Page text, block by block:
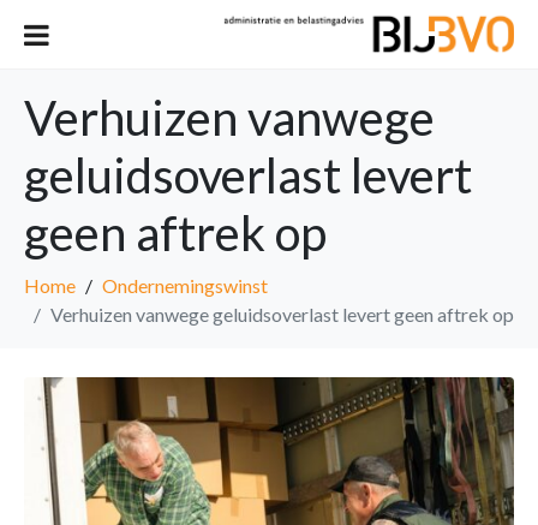
Verhuizen vanwege
geluidsoverlast levert
geen aftrek op
Home
Ondernemingswinst
Verhuizen vanwege geluidsoverlast levert geen aftrek op